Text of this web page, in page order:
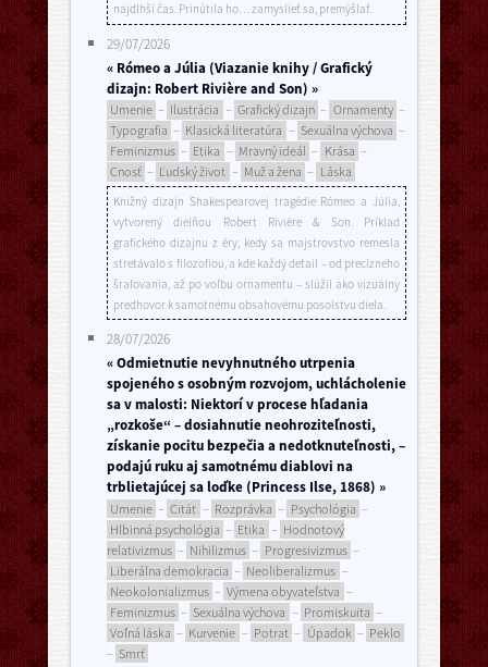
najdlhší čas. Prinútila ho… zamyslieť sa, premýšlať.
29/07/2026
« Rómeo a Júlia (Viazanie knihy / Grafický
dizajn: Robert Rivière and Son) »
Umenie – Ilustrácia – Grafický dizajn – Ornamenty –
Typografia – Klasická literatúra – Sexuálna výchova –
Feminizmus – Etika – Mravný ideál – Krása –
Cnosť – Ľudský život – Muž a žena – Láska
Knižný dizajn Shakespearovej tragédie Rómeo a Júlia,
vytvorený dielňou Robert Rivière & Son. Príklad
grafického dizajnu z éry, kedy sa majstrovstvo remesla
stretávalo s filozofiou, a kde každý detail – od precízneho
šrafovania, až po voľbu ornamentu – slúžil ako vizuálny
predhovor k samotnému obsahovému posolstvu diela.
28/07/2026
« Odmietnutie nevyhnutného utrpenia
spojeného s osobným rozvojom, uchlácholenie
sa v malosti: Niektorí v procese hľadania
„rozkoše“ – dosiahnutie neohroziteľnosti,
získanie pocitu bezpečia a nedotknuteľnosti, –
podajú ruku aj samotnému diablovi na
trblietajúcej sa loďke (Princess Ilse, 1868) »
Umenie – Citát – Rozprávka – Psychológia –
Hlbinná psychológia – Etika – Hodnotový
relativizmus – Nihilizmus – Progresivizmus –
Liberálna demokracia – Neoliberalizmus –
Neokolonializmus – Výmena obyvateľstva –
Feminizmus – Sexuálna výchova – Promiskuita –
Voľná láska – Kurvenie – Potrat – Úpadok – Peklo
– Smrť